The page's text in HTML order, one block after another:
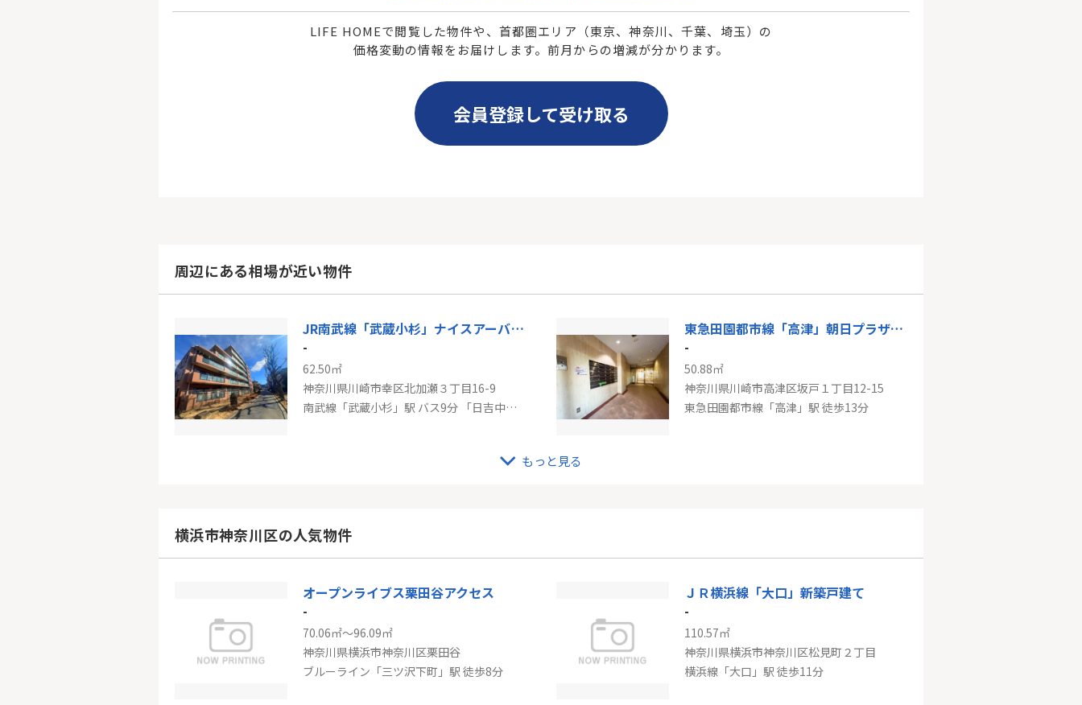
LIFE HOMEで閲覧した物件や、首都圏エリア（東京、神奈川、千葉、埼玉）の
価格変動の情報をお届けします。前月からの増減が分かります。
会員登録して受け取る
周辺にある相場が近い物件
JR南武線「武蔵小杉」ナイスアーバン新川崎ステイツ
-
62.50㎡
神奈川県川崎市幸区北加瀬３丁目16-9
南武線「武蔵小杉」駅 バス9分 「日吉中学校前」 停歩1分
東急田園都市線「高津」朝日プラザ溝の口
-
50.88㎡
神奈川県川崎市高津区坂戸１丁目12-15
東急田園都市線「高津」駅 徒歩13分
東急田園都市線「青葉台」桜台ビレジ1号棟
神奈川県横浜市青葉区桜台
東急田園都市線「青葉台」駅 徒歩15分
もっと見る
横浜市神奈川区の人気物件
オープンライブス栗田谷アクセス
-
70.06㎡～96.09㎡
神奈川県横浜市神奈川区栗田谷
ブルーライン「三ツ沢下町」駅 徒歩8分
ＪＲ横浜線「大口」新築戸建て
-
110.57㎡
神奈川県横浜市神奈川区松見町２丁目
横浜線「大口」駅 徒歩11分